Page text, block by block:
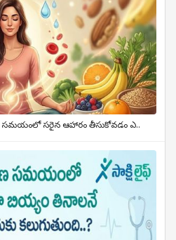
సమయంలో సరైన ఆహారం తీసుకోవడం ఎ..